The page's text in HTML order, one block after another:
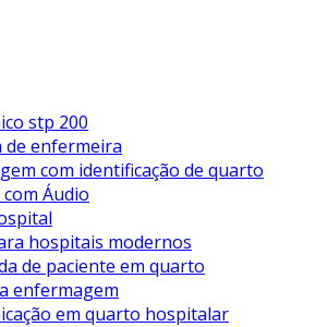
stp 200
de enfermeira
com identificação de quarto
Áudio
hospitais modernos
de paciente em quarto
enfermagem
em quarto hospitalar